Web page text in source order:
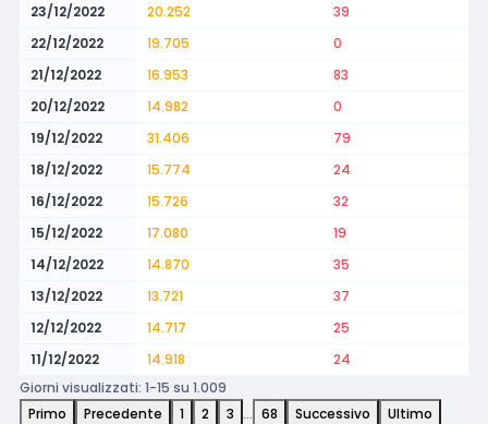
23/12/2022
20.252
39
22/12/2022
19.705
0
21/12/2022
16.953
83
20/12/2022
14.982
0
19/12/2022
31.406
79
18/12/2022
15.774
24
16/12/2022
15.726
32
15/12/2022
17.080
19
14/12/2022
14.870
35
13/12/2022
13.721
37
12/12/2022
14.717
25
11/12/2022
14.918
24
Giorni visualizzati: 1-15 su 1.009
Primo
Precedente 1 2 3 … 68 Successivo Ultimo